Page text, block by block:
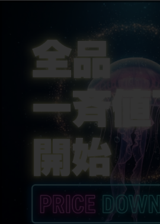
シートポスト
BROMPTON
中古：B（使用感少な目/小キズ、ヨゴレ少々）
こちらの自転車は以下の確認を行っております。
変速：正常に動作します。
ブレーキ：正常に動作します。